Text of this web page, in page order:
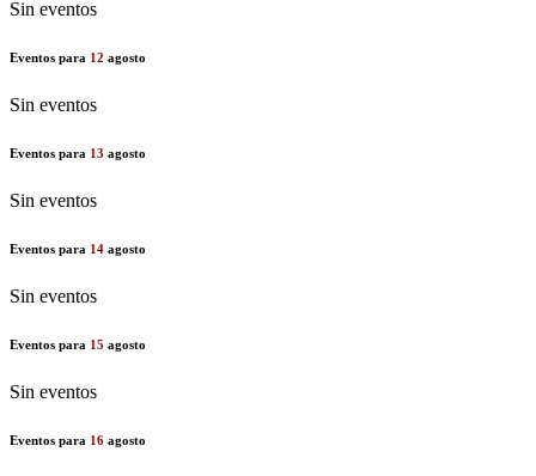
Sin eventos
Eventos para 12 agosto
Sin eventos
Eventos para 13 agosto
Sin eventos
Eventos para 14 agosto
Sin eventos
Eventos para 15 agosto
Sin eventos
Eventos para 16 agosto